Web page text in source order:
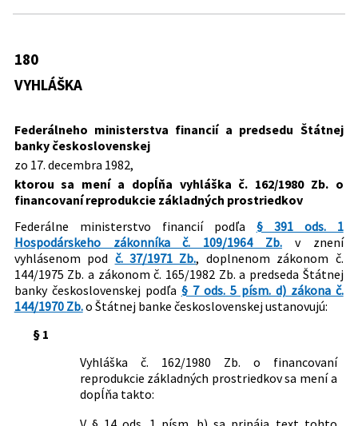
Typ: Vyhláška
Dátum vyhlásenia: 22.12.1982
Autor: Federálne ministerstvo financií
Nachádza sa v čiastke: 37/1982
37/1971 Zb.
z neskorších zákonných zmien a
doplnkov)
Predpis mení
československej o financovaní
reprodukcie základných prostriedkov
180
VYHLÁŠKA
Federálneho ministerstva financií a predsedu Štátnej
banky československej
zo 17. decembra 1982,
ktorou sa mení a dopĺňa vyhláška č. 162/1980 Zb. o
financovaní reprodukcie základných prostriedkov
Federálne ministerstvo financií podľa § 391 ods. 1
Hospodárskeho zákonníka č. 109/1964 Zb. v znení
vyhlásenom pod č. 37/1971 Zb., doplnenom zákonom č.
144/1975 Zb. a zákonom č. 165/1982 Zb. a predseda Štátnej
banky československej podľa § 7 ods. 5 písm. d) zákona č.
144/1970 Zb.o Štátnej banke československej ustanovujú:
§ 1
Vyhláška č. 162/1980 Zb. o financovaní
reprodukcie základných prostriedkov sa mení a
dopĺňa takto: